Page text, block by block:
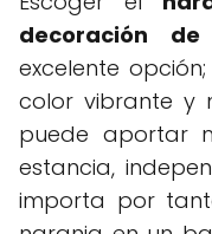
decoración
excelente
color vibrante y
puede aportar
estancia,
importa por